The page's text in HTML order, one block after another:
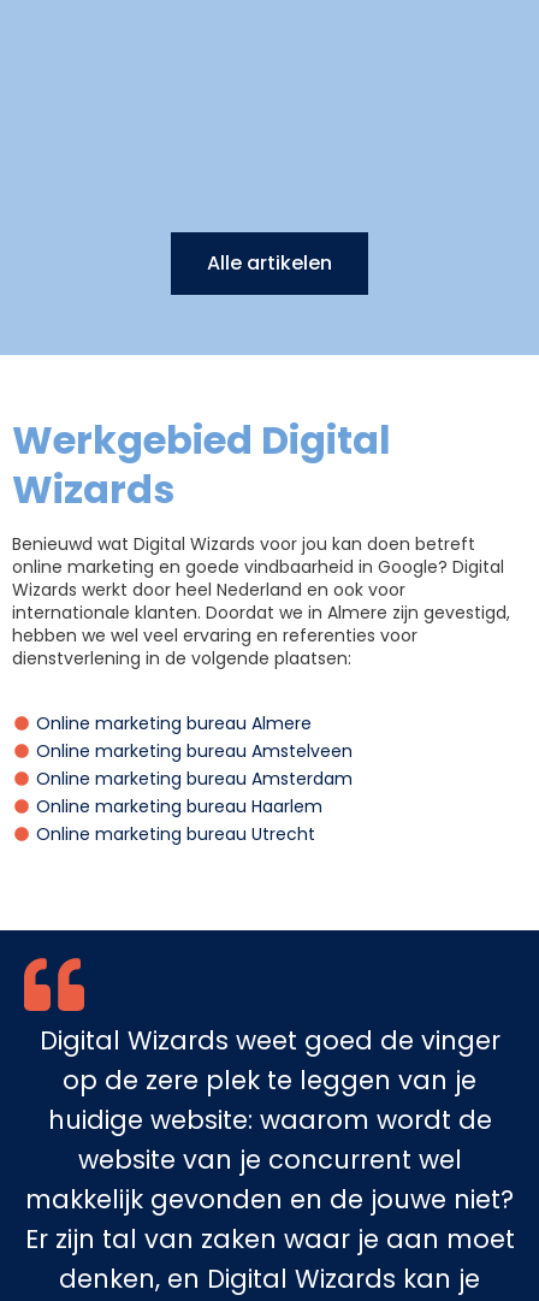
Alle artikelen
Werkgebied Digital
Wizards
Benieuwd wat Digital Wizards voor jou kan doen betreft
online marketing en goede vindbaarheid in Google? Digital
Wizards werkt door heel Nederland en ook voor
internationale klanten. Doordat we in Almere zijn gevestigd,
hebben we wel veel ervaring en referenties voor
dienstverlening in de volgende plaatsen:
Online marketing bureau Almere
Online marketing bureau Amstelveen
Online marketing bureau Amsterdam
Online marketing bureau Haarlem
Online marketing bureau Utrecht
Digital Wizards weet goed de vinger
op de zere plek te leggen van je
huidige website: waarom wordt de
website van je concurrent wel
makkelijk gevonden en de jouwe niet?
Er zijn tal van zaken waar je aan moet
denken, en Digital Wizards kan je